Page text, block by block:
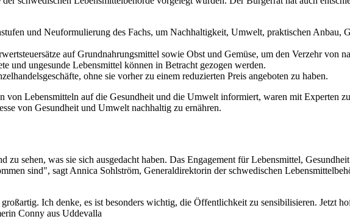
und Neuformulierung des Fachs, um Nachhaltigkeit, Umwelt, praktischen Anbau,
auf Grundnahrungsmittel sowie Obst und Gemüse, um den Verzehr von
und ungesunde Lebensmittel können in Betracht gezogen werden.
ohne sie vorher zu einem reduzierten Preis angeboten zu haben.
von Lebensmitteln auf die Gesundheit und die Umwelt informiert, waren mit Experten
von Gesundheit und Umwelt nachhaltig zu ernähren.
zu sehen, was sie sich ausgedacht haben. Das Engagement für Lebensmittel,
sind", sagt Annica Sohlström, Generaldirektorin der schwedischen
Ich denke, es ist besonders wichtig, die Öffentlichkeit zu sensibilisieren. Jetzt
Conny aus Uddevalla